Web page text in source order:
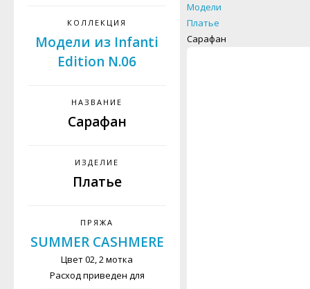
КОЛЛЕКЦИЯ
Модели из Infanti
Edition N.06
НАЗВАНИЕ
Сарафан
ИЗДЕЛИЕ
Платье
ПРЯЖА
SUMMER CASHMERE
Цвет 02, 2 мотка
Расход приведен для
Модели
Платье
Сарафан